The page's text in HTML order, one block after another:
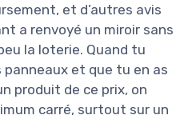
et d’autres avis
a renvoyé un miroir sans
la loterie. Quand tu
et que tu en as
produit de ce prix, on
carré, surtout sur un